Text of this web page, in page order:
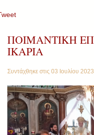
ΠΟΙΜΑΝΤΙΚΗ
ΙΚΑΡΙΑ
Συντάχθηκε στις 03 Ιουλίου 2023